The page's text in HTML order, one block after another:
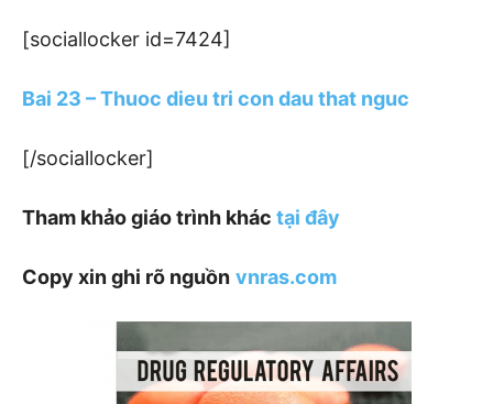
[sociallocker id=7424]
Bai 23 – Thuoc dieu tri con dau that nguc
[/sociallocker]
Tham khảo giáo trình khác tại đây
Copy xin ghi rõ nguồn vnras.com